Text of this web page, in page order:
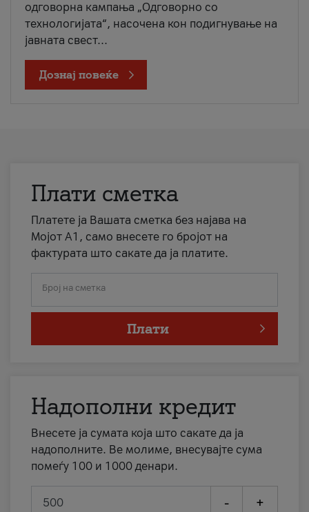
одговорна кампања „Одговорно со
технологијата“, насочена кон подигнување на
јавната свест...
Дознај повеќе
Плати сметка
Платете ја Вашата сметка без најава на
Мојот А1, само внесете го бројот на
фактурата што сакате да ја платите.
Број на сметка
Плати
Надополни кредит
Внесете ја сумата која што сакате да ја
надополните. Ве молиме, внесувајте сума
помеѓу 100 и 1000 денари.
- +